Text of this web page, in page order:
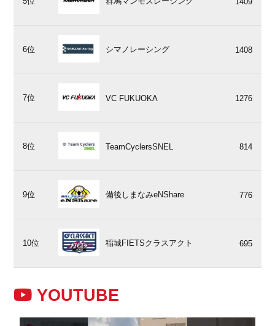
YOUTUBE
6位 シマノレーシング 1408
7位 VC FUKUOKA 1276
8位 TeamCyclersSNEL 814
9位 備後しまなみeNShare 776
10位 稲城FIETSクラスアクト 695